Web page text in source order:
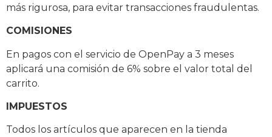
más rigurosa, para evitar transacciones fraudulentas.
COMISIONES
En pagos con el servicio de OpenPay a 3 meses
aplicará una comisión de 6% sobre el valor total del
carrito.
IMPUESTOS
Todos los artículos que aparecen en la tienda